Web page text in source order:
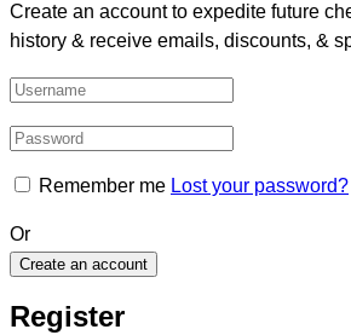
Create an account to expedite future
history & receive emails, discounts, &
Remember me Lost your password?
Or
Create an account
Register